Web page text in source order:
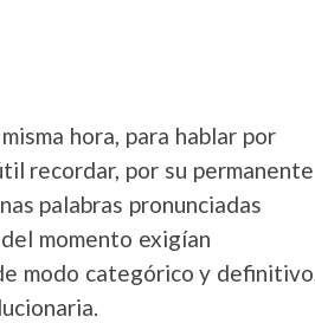
hora, para hablar por
recordar, por su permanente
palabras pronunciadas
momento exigían
modo categórico y